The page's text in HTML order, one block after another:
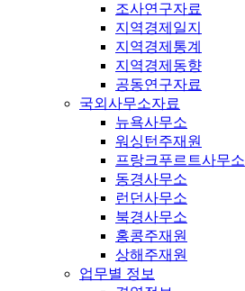
조사연구자료
지역경제일지
지역경제통계
지역경제동향
공동연구자료
국외사무소자료
뉴욕사무소
워싱턴주재원
프랑크푸르트사무소
동경사무소
런던사무소
북경사무소
홍콩주재원
상해주재원
업무별 정보